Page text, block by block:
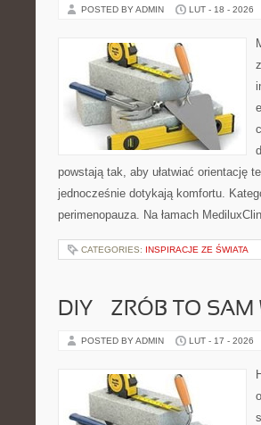
POSTED BY ADMIN LUT - 18 - 2026
powstają tak, aby ułatwiać orientację
jednocześnie dotykają komfortu.
perimenopauza. Na łamach
CATEGORIES: INSPIRACJE ZE ŚWIATA
DIY – ZRÓB TO
POSTED BY ADMIN LUT - 17 - 2026